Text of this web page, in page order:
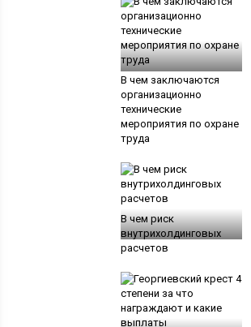
В чем заключаются
организационно
технические
мероприятия по охране
труда
В чем риск
внутрихолдинговых
расчетов